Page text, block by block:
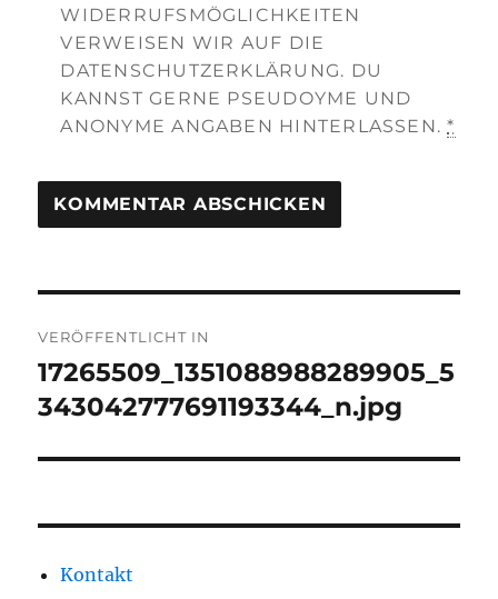
WIDERRUFSMÖGLICHKEITEN
VERWEISEN WIR AUF DIE
DATENSCHUTZERKLÄRUNG. DU
KANNST GERNE PSEUDOYME UND
ANONYME ANGABEN HINTERLASSEN.*
VERÖFFENTLICHT IN
17265509_1351088988289905_5
343042777691193344_n.jpg
Kontakt